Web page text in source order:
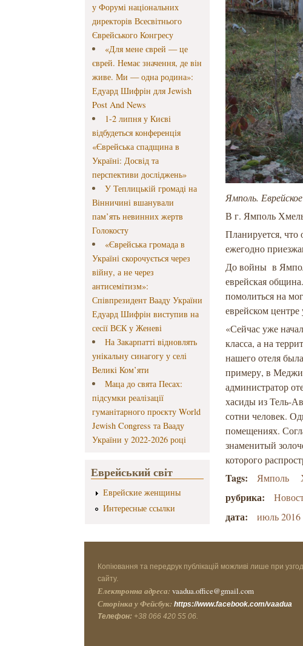
у Форумі національних
директорів Всесвітнього
Єврейського Конгресу
«Для мене єврей — це
єврей. Немає значення, де він
живе. Ми — одна родина»:
Едуард Шифрін для Jewish
Post And News
1-2 липня у Києві
відбудеться конференція
«Єврейська спадщина в
Україні: Досвід та
перспективи досліджень»
У Теплицькій громаді на
Вінничині вшанували
пам’ять невинних жертв
Голокосту
«Єврейська громада в
Україні скорочується через
війну, а не через
антисемітизм»:
Співпрезидент Вааду України
Едуард Шифрін виступив на
сесії ВЄК у Женеві
На Закарпатті відновлять
унікальну синагогу у селі
Великі Ком’яти
Маца до свята Песах:
підсумки реалізації
гуманітарного проєкту World
Jewish Congress та Вааду
України у 2022-2026 році
Еврейський світ
Еврейские женщины
Интересные ссылки
Ямполь.
В г. Ямполь
Планируется, что
ежегодно
До войны в
еврейская
помолиться на
еврейском
«Сейчас уже
класса, а на
нашего отеля
примеру, в
администратор
хасиды из Тель-
сотни человек.
помещениях.
знаменитый
которого
Tags: Ямполь
рубрика:
дата: июль 2016
Копіювання та передрук публікацій можливі лише при
сайту.
Електронна адреса: vaadua.office@gmail.com
Сторінка у Фейсбук: https://www.facebook.com/vaadua
Телефон: +38 066 420 55 06.